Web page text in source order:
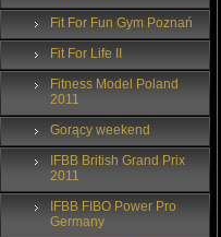
Fit For Fun Gym Poznań
Fit For Life II
Fitness Model Poland
2011
Gorący weekend
IFBB British Grand Prix
2011
IFBB FIBO Power Pro
Germany